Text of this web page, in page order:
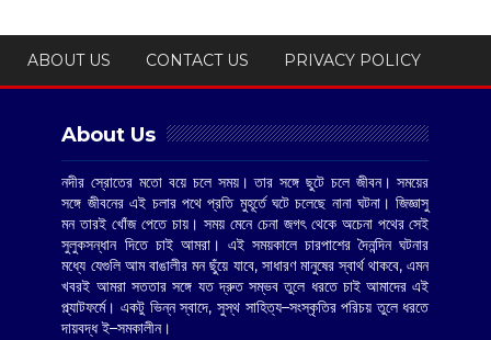
ABOUT US CONTACT US PRIVACY POLICY
About Us
নদীর স্রোতের মতো বয়ে চলে সময়। তার সঙ্গে ছুটে চলে জীবন। সময়ের
সঙ্গে জীবনের এই চলার পথে প্রতি মুহূর্তে ঘটে চলেছে নানা ঘটনা। জিজ্ঞাসু
মন তারই খোঁজ পেতে চায়। সময় মেনে চেনা জগৎ থেকে অচেনা পথের সেই
সুলুকসন্ধান দিতে চাই আমরা। এই সময়কালে চারপাশের দৈনন্দিন ঘটনার
মধ্যে যেগুলি আম বাঙালীর মন ছুঁয়ে যাবে, সাধারণ মানুষের স্বার্থ থাকবে, এমন
খবরই আমরা সততার সঙ্গে যত দ্রুত সম্ভব তুলে ধরতে চাই আমাদের এই
প্ল্যাটফর্মে। একটু ভিন্ন স্বাদে, সুস্থ সাহিত্য–সংস্কৃতির পরিচয় তুলে ধরতে
দায়বদ্ধ ই–সমকালীন।